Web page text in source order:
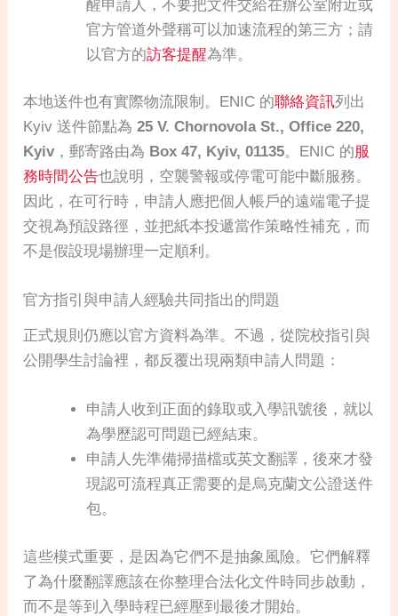
醒申請人，不要把文件交給在辦公室附近或
官方管道外聲稱可以加速流程的第三方；請
以官方的訪客提醒為準。
本地送件也有實際物流限制。ENIC 的聯絡資訊列出
Kyiv 送件節點為25 V. Chornovola St., Office 220,
Kyiv，郵寄路由為 Box 47, Kyiv, 01135。ENIC 的服
務時間公告也說明，空襲警報或停電可能中斷服務。
因此，在可行時，申請人應把個人帳戶的遠端電子提
交視為預設路徑，並把紙本投遞當作策略性補充，而
不是假設現場辦理一定順利。
官方指引與申請人經驗共同指出的問題
正式規則仍應以官方資料為準。不過，從院校指引與
公開學生討論裡，都反覆出現兩類申請人問題：
申請人收到正面的錄取或入學訊號後，就以
為學歷認可問題已經結束。
申請人先準備掃描檔或英文翻譯，後來才發
現認可流程真正需要的是烏克蘭文公證送件
包。
這些模式重要，是因為它們不是抽象風險。它們解釋
了為什麼翻譯應該在你整理合法化文件時同步啟動，
而不是等到入學時程已經壓到最後才開始。